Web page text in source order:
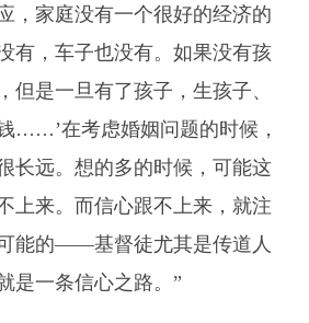
，家庭没有一个很好的经济的
有，车子也没有。如果没有孩
但是一旦有了孩子，生孩子、
……’在考虑婚姻问题的时候，
长远。想的多的时候，可能这
上来。而信心跟不上来，就注
能的——基督徒尤其是传道人
是一条信心之路。”